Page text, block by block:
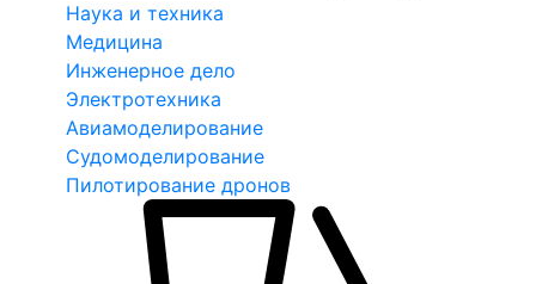
Наука и техника
Медицина
Инженерное дело
Электротехника
Авиамоделирование
Судомоделирование
Пилотирование дронов